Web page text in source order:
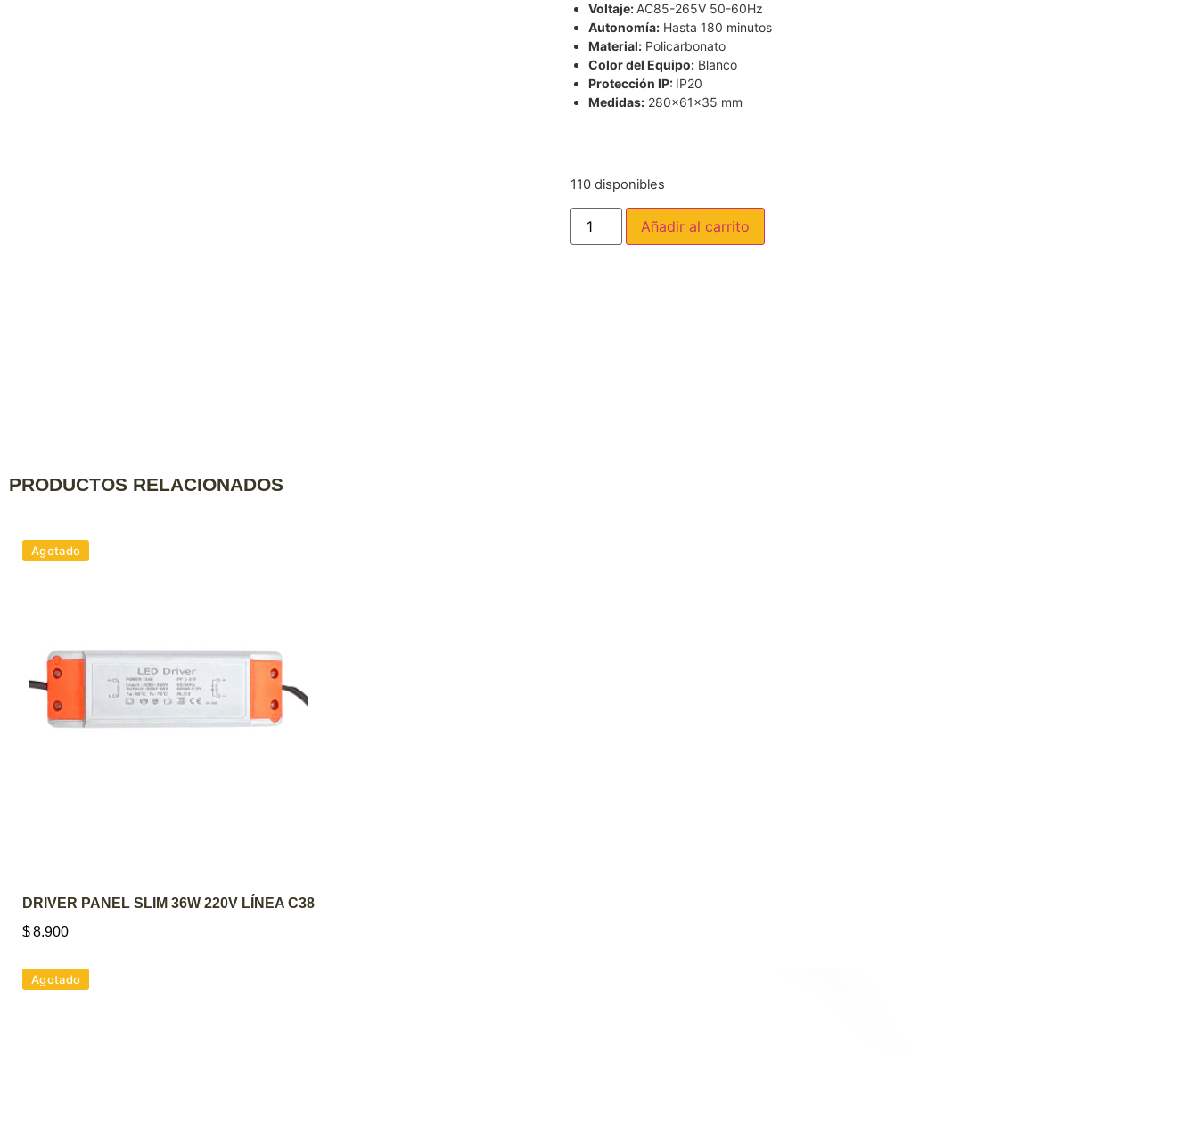
Voltaje: AC85-265V 50-60Hz
Autonomía: Hasta 180 minutos
Material: Policarbonato
Color del Equipo: Blanco
Protección IP: IP20
Medidas: 280x61x35 mm
110 disponibles
Añadir al carrito
PRODUCTOS RELACIONADOS
Agotado
AGREGAR AL CARRITO
DRIVER PANEL SLIM 36W 220V LÍNEA C38
$8.900
Agotado